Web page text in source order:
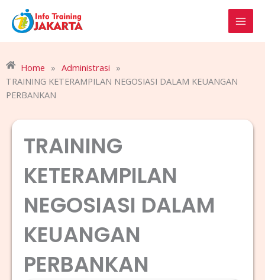
content
Home » Administrasi »
TRAINING KETERAMPILAN NEGOSIASI DALAM KEUANGAN
PERBANKAN
TRAINING
KETERAMPILAN
NEGOSIASI DALAM
KEUANGAN
PERBANKAN